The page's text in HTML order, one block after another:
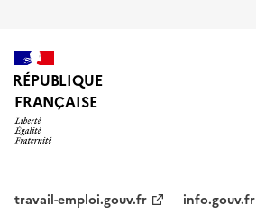
RÉPUBLIQUE
FRANÇAISE
travail-emploi.gouv.fr
info.gouv.fr